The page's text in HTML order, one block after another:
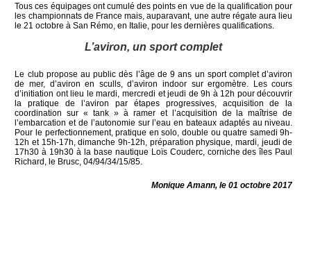
Tous ces équipages ont cumulé des points en vue de la qualification pour
les championnats de France mais, auparavant, une autre régate aura lieu
le 21 octobre à San Rémo, en Italie, pour les dernières qualifications.
L’aviron, un sport complet
Le club propose au public dès l’âge de 9 ans un sport complet d’aviron
de mer, d’aviron en sculls, d’aviron indoor sur ergomètre. Les cours
d’initiation ont lieu le mardi, mercredi et jeudi de 9h à 12h pour découvrir
la pratique de l’aviron par étapes progressives, acquisition de la
coordination sur « tank » à ramer et l’acquisition de la maîtrise de
l’embarcation et de l’autonomie sur l’eau en bateaux adaptés au niveau.
Pour le perfectionnement, pratique en solo, double ou quatre samedi 9h-
12h et 15h-17h, dimanche 9h-12h, préparation physique, mardi, jeudi de
17h30 à 19h30 à la base nautique Loïs Couderc, corniche des îles Paul
Richard, le Brusc, 04/94/34/15/85.
Monique Amann, le 01 octobre 2017